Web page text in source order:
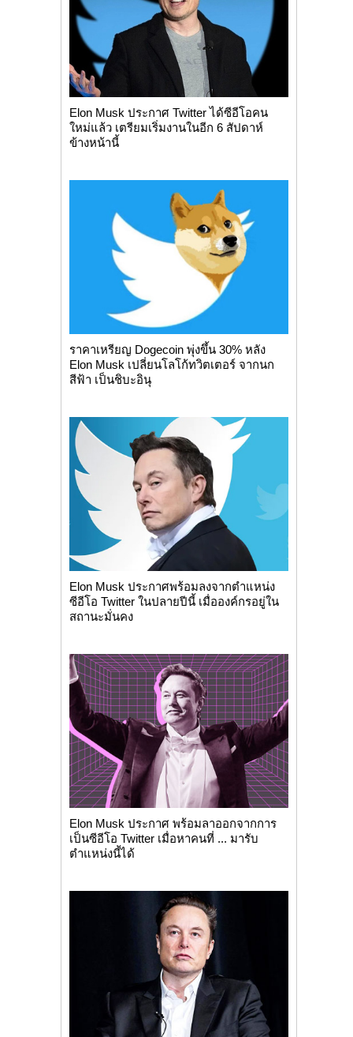
Elon Musk ประกาศ Twitter ได้ซีอีโอคน
ใหม่แล้ว เตรียมเริ่มงานในอีก 6 สัปดาห์
ข้างหน้านี้
ราคาเหรียญ Dogecoin พุ่งขึ้น 30% หลัง
Elon Musk เปลี่ยนโลโก้ทวิตเตอร์ จากนก
สีฟ้า เป็นชิบะอินุ
Elon Musk ประกาศพร้อมลงจากตำแหน่ง
ซีอีโอ Twitter ในปลายปีนี้ เมื่อองค์กรอยู่ใน
สถานะมั่นคง
Elon Musk ประกาศ พร้อมลาออกจากการ
เป็นซีอีโอ Twitter เมื่อหาคนที่ ... มารับ
ตำแหน่งนี้ได้